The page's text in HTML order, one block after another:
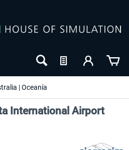
| Oceanía
International Airport